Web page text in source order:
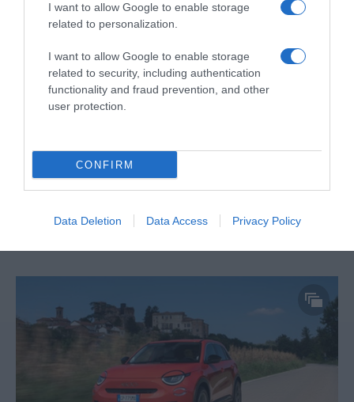
I want to allow Google to enable storage
related to personalization.
I want to allow Google to enable storage
related to security, including authentication
functionality and fraud prevention, and other
user protection.
CONFIRM
Data Deletion Data Access Privacy Policy
CRISTIANO RONALDO
“Muda o corpo de todas as mulheres”
PRODUTOS E MARCAS